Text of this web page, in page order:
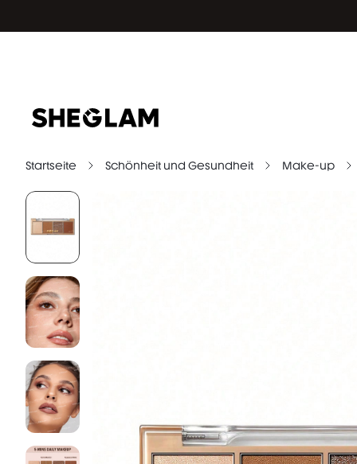
Startseite Schönheit und Gesundheit Make-up